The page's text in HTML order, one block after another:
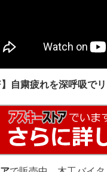
】自粛疲れを深呼吸で